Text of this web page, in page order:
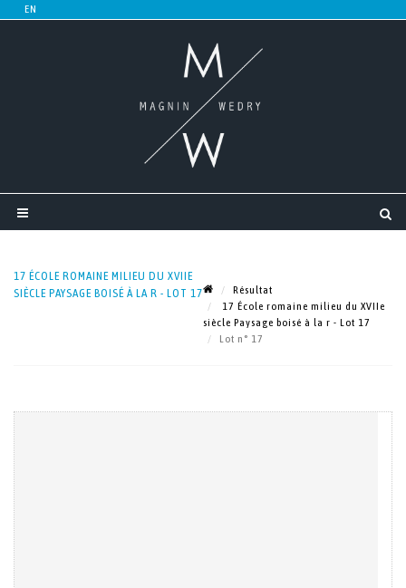
17 ÉCOLE ROMAINE MILIEU DU XVIIE
SIÈCLE PAYSAGE BOISÉ À LA R - LOT 17
Résultat
17 École romaine milieu du XVIIe
siècle Paysage boisé à la r - Lot 17
Lot n° 17